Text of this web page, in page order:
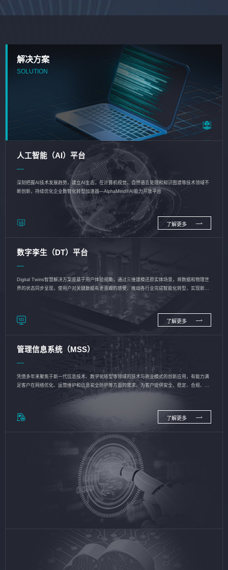
解决方案
SOLUTION
人工智能（AI）平台
深刻把握AI技术发展趋势，建立AI生态，在计算机视觉、自然语言处理和知识图谱等技术领域不
断创新，持续优化企业数智化转型加速器—AlphaMind®AI能力开放平台
了解更多
数字孪生（DT）平台
Digital Twins智慧解决方案是基于用户体验视角，通过三维建模还原实体场景，将数据和物理世
界的状态同步呈现，使用户对关键数据有更直观的感受，推动各行业完成智能化转型，实现新旧
了解更多
管理信息系统（MSS）
凭借多年来聚焦于新一代信息技术、数字化转型等领域的技术与商业模式的创新应用，有能力满
足客户在网络优化、运营维护和信息安全防护等方面的需求，为客户提供安全、稳定、合规、持
了解更多